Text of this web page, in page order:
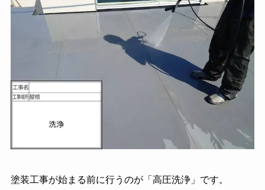
塗装工事が始まる前に行うのが「高圧洗浄」です。